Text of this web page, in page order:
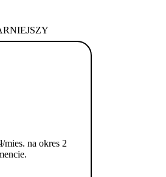
mies. na okres 2